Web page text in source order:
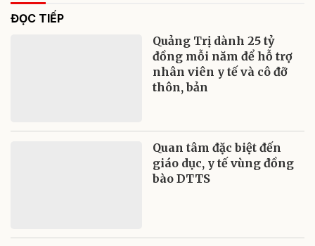
ĐỌC TIẾP
Quảng Trị dành 25 tỷ
đồng mỗi năm để hỗ trợ
nhân viên y tế và cô đỡ
thôn, bản
Quan tâm đặc biệt đến
giáo dục, y tế vùng đồng
bào DTTS